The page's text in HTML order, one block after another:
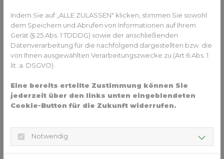
Begleitung des Zahnwechsels
typischen Nebenwirkungen eines ankylosierten
Milchmolaren auftreten.
Indem Sie auf „ALLE ZULASSEN" klicken, stimmen Sie sowohl
dem Speichern und Abrufen von Informationen auf Ihrem
Gerät (§ 25 Abs. 1 TDDDG) sowie der anschließenden
Datenverarbeitung für die nachfolgend dargestellten bzw. die
von Ihnen ausgewählten Verarbeitungszwecke zu (Art 6 Abs. 1
lit. a. DSGVO).
Eine bereits erteilte Zustimmung können Sie
jederzeit über den links unten eingeblendeten
Cookie-Button für die Zukunft widerrufen.
Notwendig